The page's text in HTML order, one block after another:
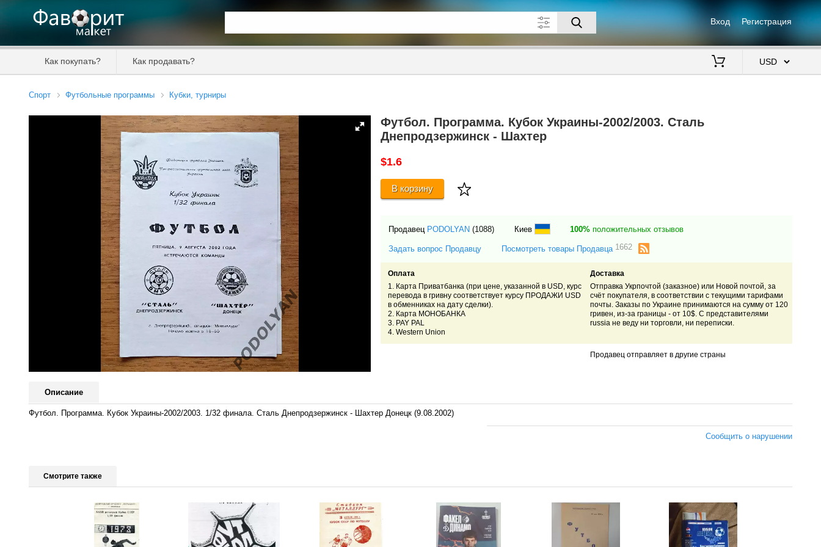
Вход Регистрация
Как покупать? Как продавать?
Спорт Футбольные программы Кубки, турниры
Футбол. Программа. Кубок Украины-2002/2003. Сталь
Днепродзержинск - Шахтер
$1.6
В корзину
Продавец PODOLYAN (1088) Киев 100% положительных отзывов
Задать вопрос Продавцу Посмотреть товары Продавца 1662
Оплата
1. Карта Приватбанка (при цене, указанной в USD, курс
перевода в гривну соответствует курсу ПРОДАЖИ USD
в обменниках на дату сделки).
2. Карта МОНОБАНКА
3. PAY PAL
4. Western Union
Доставка
Отправка Укрпочтой (заказное) или Новой почтой, за
счёт покупателя, в соответствии с текущими тарифами
почты. Заказы по Украине принимаются на сумму от 120
гривен, из-за границы - от 10$. С представителями
russia не веду ни торговли, ни переписки.
Продавец отправляет в другие страны
Описание
Футбол. Программа. Кубок Украины-2002/2003. 1/32 финала. Сталь Днепродзержинск - Шахтер Донецк (9.08.2002)
Сообщить о нарушении
Смотрите также